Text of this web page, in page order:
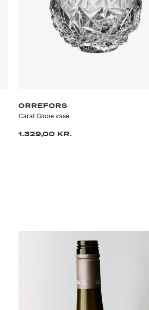
ORREFORS
Carat Globe vase
1.329,00 KR.